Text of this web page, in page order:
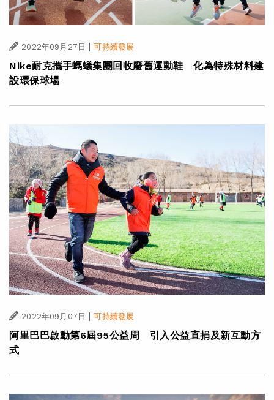
2022年09月27日 | 可持續發展
Nike耐克攜手螞蟻集團回收廢舊運動鞋 化為特殊材料建
設環保球場
2022年09月07日 | 可持續發展
阿里巴巴啟動第6屆95公益周 引入公益直捐及新互動方
式